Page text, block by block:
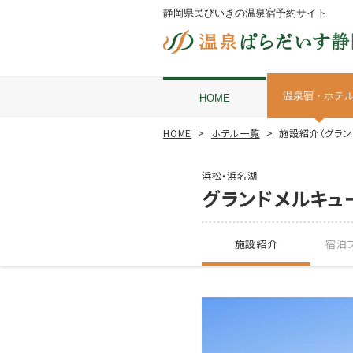
静岡県民びいきの温泉宿予約サイト
HOME 温泉宿・ホテ
HOME ホテル一覧 施設紹介（グラ
浜松・浜名湖
グランドメルキ
施設紹介 宿泊